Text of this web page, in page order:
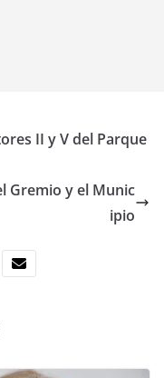
II y V del Parque
Gremio y el Munic
ipio